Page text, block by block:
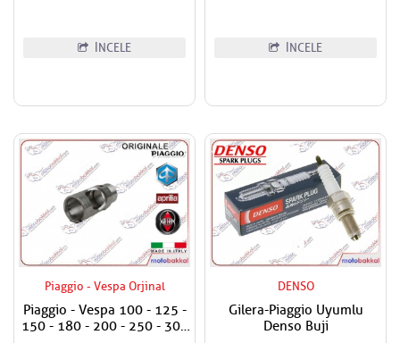
İNCELE İNCELE
Piaggio - Vespa Orjinal
Piaggio - Vespa 100 - 125 -
150 - 180 - 200 - 250 - 300
DENSO
Gilera-Piaggio Uyumlu
Denso Buji